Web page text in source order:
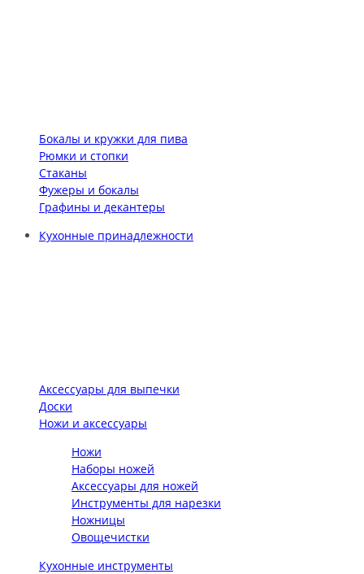
Бокалы и кружки для пива
Рюмки и стопки
Стаканы
Фужеры и бокалы
Графины и декантеры
Кухонные принадлежности
Аксессуары для выпечки
Доски
Ножи и аксессуары
Ножи
Наборы ножей
Аксессуары для ножей
Инструменты для нарезки
Ножницы
Овощечистки
Кухонные инструменты